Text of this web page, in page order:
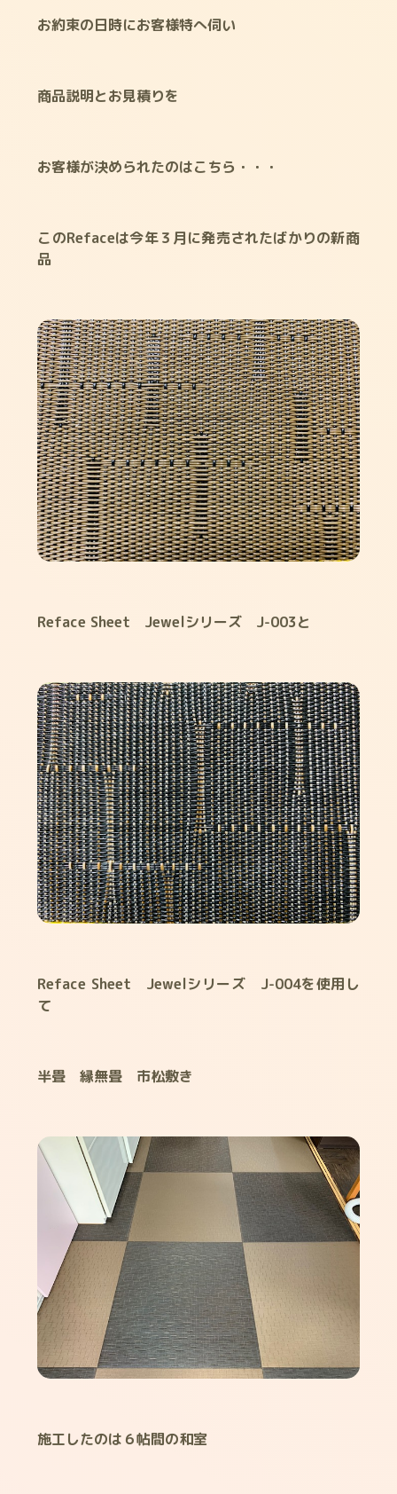
お約束の日時にお客様特へ伺い
商品説明とお見積りを
お客様が決められたのはこちら・・・
このRefaceは今年３月に発売されたばかりの新商
品
Reface Sheet Jewelシリーズ J-003と
Reface Sheet Jewelシリーズ J-004を使用し
て
半畳 縁無畳 市松敷き
施工したのは６帖間の和室